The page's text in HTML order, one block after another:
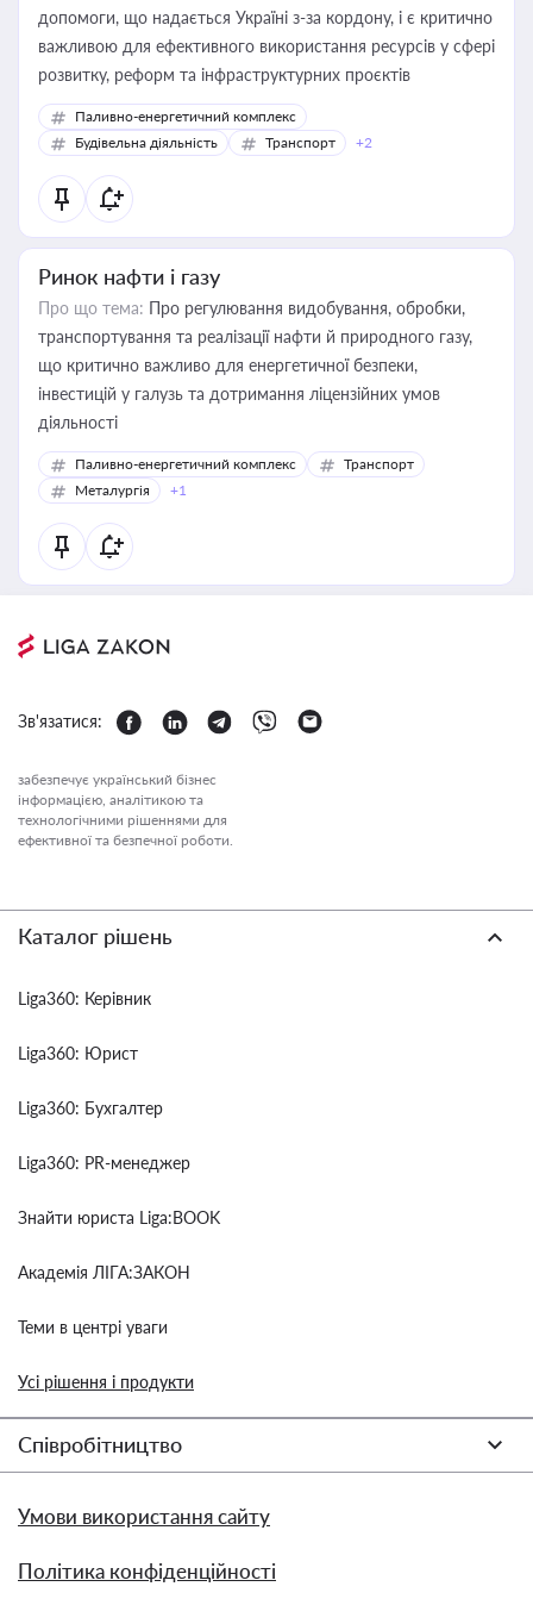
допомоги, що надається Україні з-за кордону, і є критично
важливою для ефективного використання ресурсів у сфері
розвитку, реформ та інфраструктурних проєктів
Паливно-енергетичний комплекс
Будівельна діяльність
Транспорт +2
Ринок нафти і газу
Про що тема: Про регулювання видобування, обробки,
транспортування та реалізації нафти й природного газу,
що критично важливо для енергетичної безпеки,
інвестицій у галузь та дотримання ліцензійних умов
діяльності
Паливно-енергетичний комплекс
Транспорт
Металургія
+1
Зв'язатися:
забезпечує український бізнес
інформацією, аналітикою та
технологічними рішеннями для
ефективної та безпечної роботи.
Каталог рішень
Liga360: Керівник
Liga360: Юрист
Liga360: Бухгалтер
Liga360: PR-менеджер
Знайти юриста Liga:BOOK
Академія ЛІГА:ЗАКОН
Теми в центрі уваги
Усі рішення і продукти
Співробітництво
Умови використання сайту
Політика конфіденційності